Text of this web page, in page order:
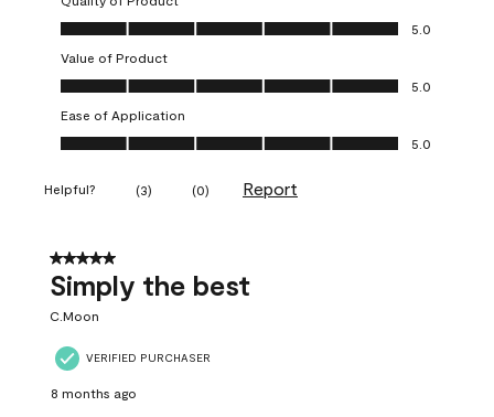
Quality of Product, 5.0 out of 5
5.0
Value of Product
Value of Product, 5.0 out of 5
5.0
Ease of Application
Ease of Application, 5.0 out of 5
5.0
Helpful? (3) (0) Report
5 out of 5 stars.
Simply the best
C.Moon
VERIFIED PURCHASER
8 months ago